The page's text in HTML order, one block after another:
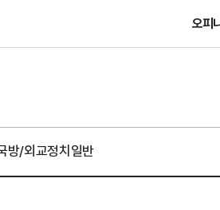
오피
방/외교정치일반